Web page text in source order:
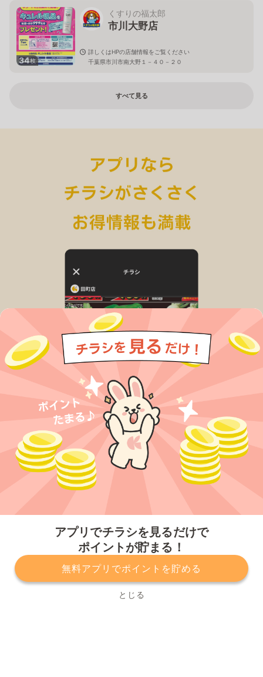
アプリでチラシを見るだけで
ポイントが貯まる！
無料アプリでポイントを貯める
とじる
34枚
くすりの福太郎
市川大野店
詳しくはHPの店舗情報をご覧ください
千葉県市川市南大野１－４０－２０
すべて見る
プライバシーポリシー 利用規約
運営会社
サービスに関してのお問い合わせ